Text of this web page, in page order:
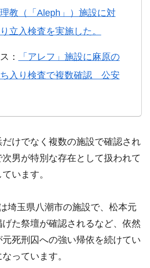
教（「Aleph」）施設に対
立入検査を実施した。
：
「アレフ」施設に麻原の
入り検査で複数確認 公安
けでなく複数の施設で確認され
男が特別な存在として扱われて
います。
埼玉県八潮市の施設で、松本元
た祭壇が確認されるなど、依然
元死刑囚への強い帰依を続けてい
っています。